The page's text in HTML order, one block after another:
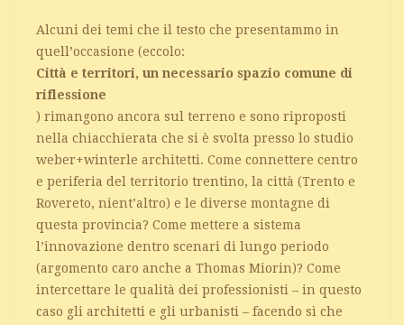
Alcuni dei temi che il testo che presentammo in
quell’occasione (eccolo:
Città e territori, un necessario spazio comune di
riflessione
) rimangono ancora sul terreno e sono riproposti
nella chiacchierata che si è svolta presso lo studio
weber+winterle architetti. Come connettere centro
e periferia del territorio trentino, la città (Trento e
Rovereto, nient’altro) e le diverse montagne di
questa provincia? Come mettere a sistema
l’innovazione dentro scenari di lungo periodo
(argomento caro anche a Thomas Miorin)? Come
intercettare le qualità dei professionisti – in questo
caso gli architetti e gli urbanisti – facendo sì che